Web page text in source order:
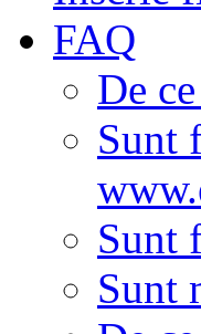
FAQ
De
Sunt
Sunt
Sunt